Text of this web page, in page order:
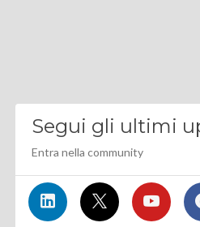
Segui gli ultimi
Entra nella community